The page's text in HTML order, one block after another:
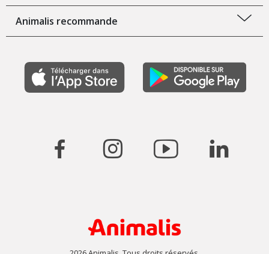
Animalis recommande